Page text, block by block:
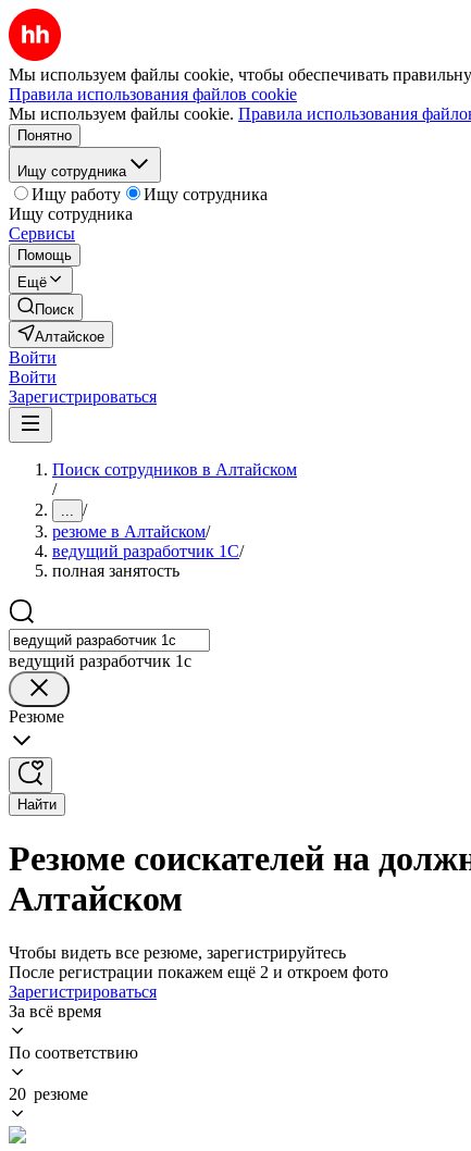
Мы используем файлы cookie, чтобы обеспечивать
Правила использования файлов cookie
Мы используем файлы cookie. Правила использования
Понятно
Ищу сотрудника
Ищу работу
Ищу сотрудника
Ищу сотрудника
Сервисы
Помощь
Ещё
Поиск
Алтайское
Войти
Войти
Зарегистрироваться
Поиск сотрудников в Алтайском
/
... /
резюме в Алтайском/
ведущий разработчик 1С/
полная занятость
ведущий разработчик 1с
Резюме
Найти
Резюме соискателей на
Алтайском
Чтобы видеть все резюме, зарегистрируйтесь
После регистрации покажем ещё 2 и откроем фото
Зарегистрироваться
За всё время
По соответствию
20 резюме